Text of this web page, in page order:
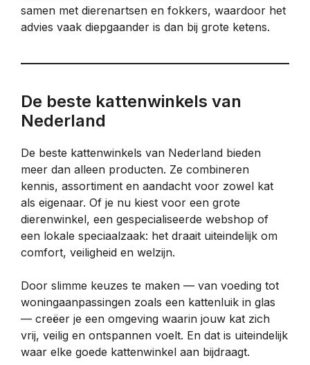
samen met dierenartsen en fokkers, waardoor het
advies vaak diepgaander is dan bij grote ketens.
De beste kattenwinkels van
Nederland
De beste kattenwinkels van Nederland bieden
meer dan alleen producten. Ze combineren
kennis, assortiment en aandacht voor zowel kat
als eigenaar. Of je nu kiest voor een grote
dierenwinkel, een gespecialiseerde webshop of
een lokale speciaalzaak: het draait uiteindelijk om
comfort, veiligheid en welzijn.
Door slimme keuzes te maken — van voeding tot
woningaanpassingen zoals een kattenluik in glas
— creëer je een omgeving waarin jouw kat zich
vrij, veilig en ontspannen voelt. En dat is uiteindelijk
waar elke goede kattenwinkel aan bijdraagt.